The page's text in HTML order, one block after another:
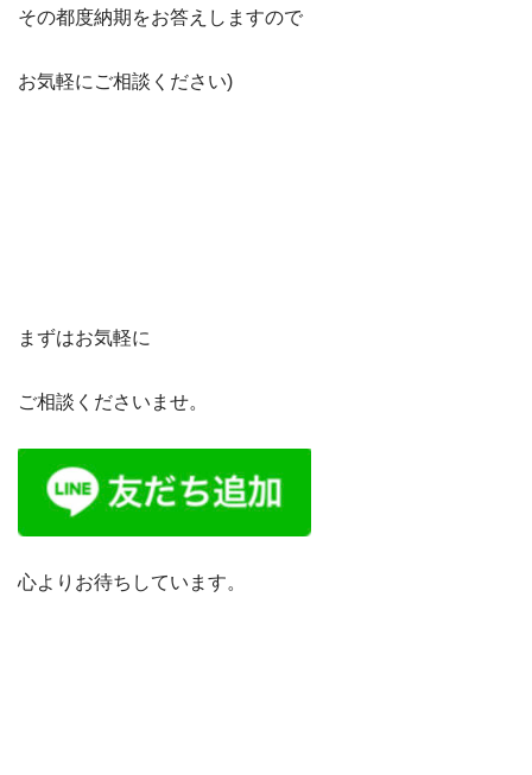
その都度納期をお答えしますので
お気軽にご相談ください)
まずはお気軽に
ご相談くださいませ。
心よりお待ちしています。